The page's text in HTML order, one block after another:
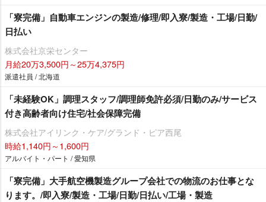
「寮完備」自動車エンジンの製造/修理/即入寮/製造・工場/日勤/
日払い
株式会社京栄センター
月給20万3,500円～25万4,375円
派遣社員 / 北海道
「未経験OK」調理スタッフ/調理師免許必須/日勤のみ/サービス
付き高齢者向け住宅/社会保障完備
株式会社アイリンク・ケア/グランド・ピア西尾
時給1,140円～1,600円
アルバイト・パート / 愛知県
「寮完備」大手航空機製造グループ会社での物流のお仕事とな
ります。/即入寮/製造・工場/日勤/日払い/工場・製造